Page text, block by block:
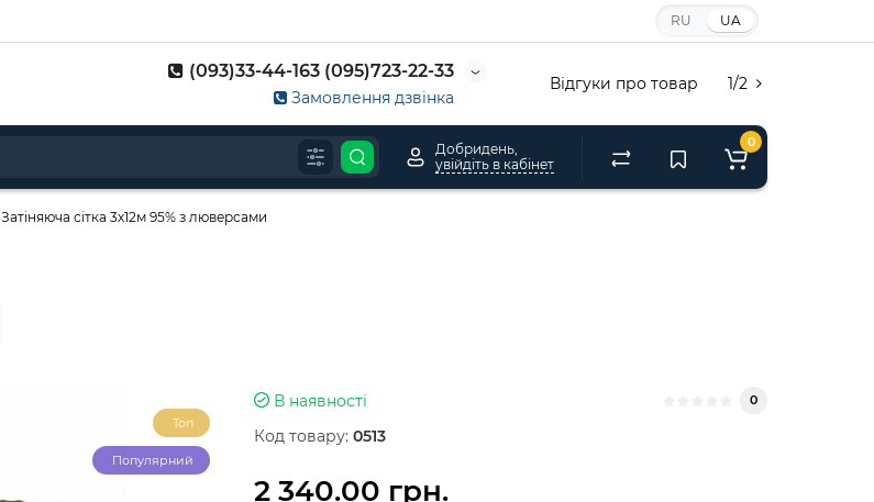
RU UA
(093)33-44-163 (095)723-22-33
Замовлення дзвінка
1/2
Відгуки про товар
Добридень,
увійдіть в кабінет
0
Затіняюча сітка 3х12м 95% з люверсами
Топ
Популярний
В наявності 0
Код товару: 0513
2 340.00 грн.